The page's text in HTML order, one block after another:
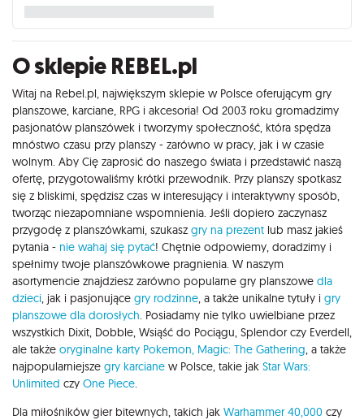
O sklepie REBEL.pl
Witaj na Rebel.pl, największym sklepie w Polsce oferującym gry
planszowe, karciane, RPG i akcesoria! Od 2003 roku gromadzimy
pasjonatów planszówek i tworzymy społeczność, która spędza
mnóstwo czasu przy planszy - zarówno w pracy, jak i w czasie
wolnym. Aby Cię zaprosić do naszego świata i przedstawić naszą
ofertę, przygotowaliśmy krótki przewodnik. Przy planszy spotkasz
się z bliskimi, spędzisz czas w interesujący i interaktywny sposób,
tworząc niezapomniane wspomnienia. Jeśli dopiero zaczynasz
przygodę z planszówkami, szukasz gry na prezent lub masz jakieś
pytania - nie wahaj się pytać! Chętnie odpowiemy, doradzimy i
spełnimy twoje planszówkowe pragnienia. W naszym
asortymencie znajdziesz zarówno popularne gry planszowe dla
dzieci, jak i pasjonujące gry rodzinne, a także unikalne tytuły i gry
planszowe dla dorosłych. Posiadamy nie tylko uwielbiane przez
wszystkich Dixit, Dobble, Wsiąść do Pociągu, Splendor czy Everdell,
ale także oryginalne karty Pokemon, Magic: The Gathering, a także
najpopularniejsze gry karciane w Polsce, takie jak Star Wars:
Unlimited czy One Piece.
Dla miłośników gier bitewnych, takich jak Warhammer 40,000 czy